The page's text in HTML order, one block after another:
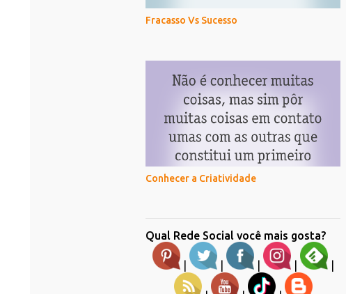
Fracasso Vs Sucesso
Conhecer a Criatividade
Qual Rede Social você mais gosta?
| | | | |